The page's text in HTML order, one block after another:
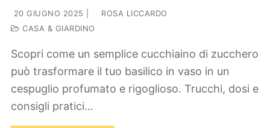
20 GIUGNO 2025
ROSA LICCARDO
CASA & GIARDINO
Scopri come un semplice cucchiaino di zucchero
può trasformare il tuo basilico in vaso in un
cespuglio profumato e rigoglioso. Trucchi, dosi e
consigli pratici…